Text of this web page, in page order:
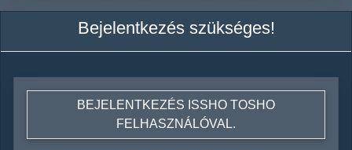
Bejelentkezés szükséges!
BEJELENTKEZÉS ISSHO TOSHO
FELHASZNÁLÓVAL.